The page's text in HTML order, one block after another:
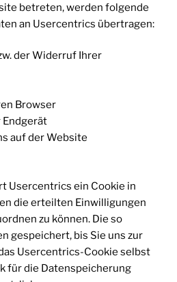
betreten, werden folgende
an Usercentrics übertragen:
der Widerruf Ihrer
Browser
auf der Website
Usercentrics ein Cookie in
die erteilten Einwilligungen
zu können. Die so
gespeichert, bis Sie uns zur
Usercentrics-Cookie selbst
für die Datenspeicherung